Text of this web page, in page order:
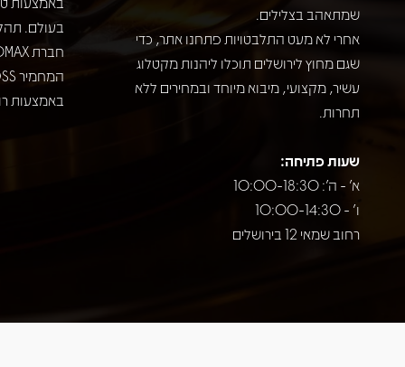
שמתאהב בצלילים.
אחרי לא מעט התלבטויות פתחנו אתר, כדי
שגם מחוץ לירושלים תוכלו ליהנות מקטלוג
עשיר, מקצועי, מיבוא מיוחד ובמחירים ללא
תחרות.
שעות פתיחה:
א' - ה': 10:00-18:30
ו' - 10:00-14:30
רחוב שמאי 12 בירושלים
בעולם.
באמצעות